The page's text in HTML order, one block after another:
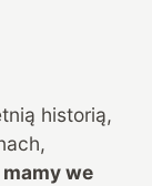
historią,
we